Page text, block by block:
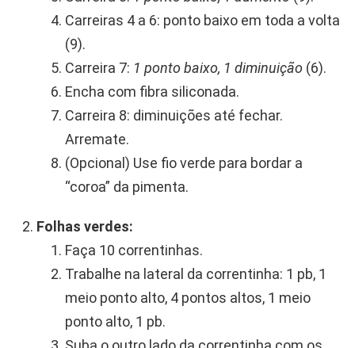
Carreiras 4 a 6: ponto baixo em toda a volta
(9).
Carreira 7: 1 ponto baixo, 1 diminuição (6).
Encha com fibra siliconada.
Carreira 8: diminuições até fechar.
Arremate.
(Opcional) Use fio verde para bordar a
“coroa” da pimenta.
Folhas verdes:
Faça 10 correntinhas.
Trabalhe na lateral da correntinha: 1 pb, 1
meio ponto alto, 4 pontos altos, 1 meio
ponto alto, 1 pb.